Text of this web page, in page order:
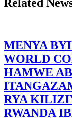
Related
MENYA
WORLD
HAMWE
RYA
RWANDA